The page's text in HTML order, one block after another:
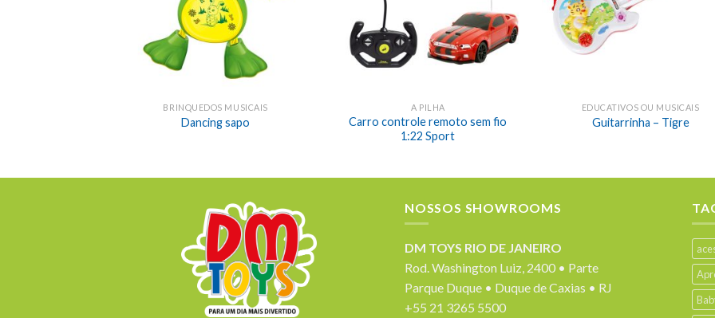
BRINQUEDOS MUSICAIS
Dancing sapo
A PILHA
Carro controle remoto sem fio
1:22 Sport
EDUCATIVOS OU MUSICAIS
Guitarrinha – Tigre
NOSSOS SHOWROOMS
DM TOYS RIO DE JANEIRO
Rod. Washington Luiz, 2400 • Parte
Parque Duque • Duque de Caxias • RJ
+55 21 3265 5500